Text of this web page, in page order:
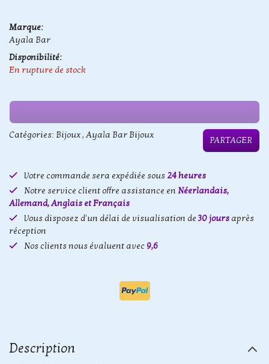
Marque:
Ayala Bar
Disponibilité:
En rupture de stock
Catégories: Bijoux, Ayala Bar Bijoux
PARTAGER
Votre commande sera expédiée sous24 heures
Notre service client offre assistance en Néerlandais,
Allemand, Anglais et Français
Vous disposez d'un délai de visualisation de30 jours après
réception
Nos clients nous évaluent avec 9,6
Description